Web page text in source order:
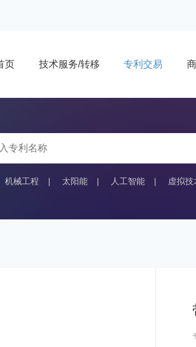
页 技术服务/转移 专利交易
机械工程 | 太阳能 | 人工智能 | 虚拟技